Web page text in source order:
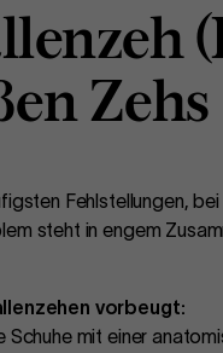
Zehs
Fehlstellungen,
steht in engem
vorbeugt:
Schuhe mit einer